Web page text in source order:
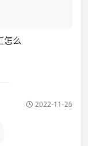
2022-11-26